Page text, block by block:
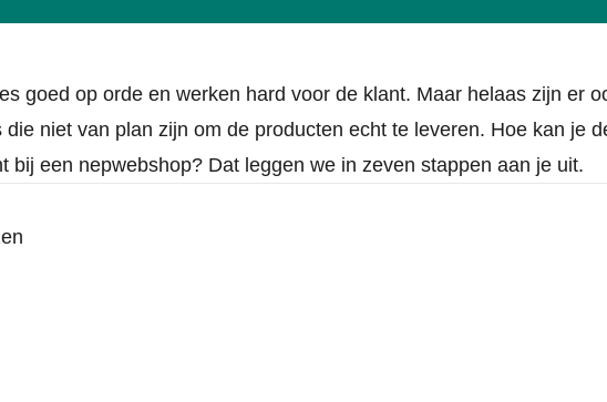
goed op orde en werken hard voor de klant. Maar helaas zijn er
niet van plan zijn om de producten echt te leveren. Hoe kan je
bij een nepwebshop? Dat leggen we in zeven stappen aan je uit.